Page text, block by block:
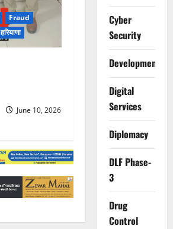
Fraud
हरियाणा
June 10, 2026
Cyber
Security
Development
Digital
Services
Diplomacy
DLF Phase-
3
Drug
Control